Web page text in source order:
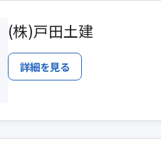
(株)戸田土建
詳細を見る